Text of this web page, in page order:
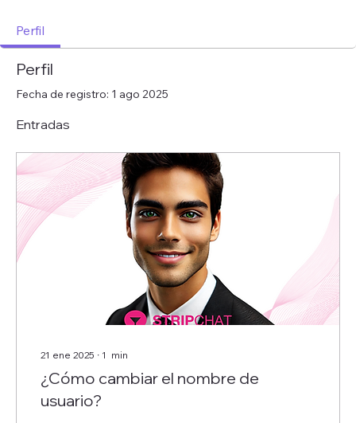
Perfil
Perfil
Fecha de registro: 1 ago 2025
Entradas
21 ene 2025 ∙ 1 min
¿Cómo cambiar el nombre de
usuario?